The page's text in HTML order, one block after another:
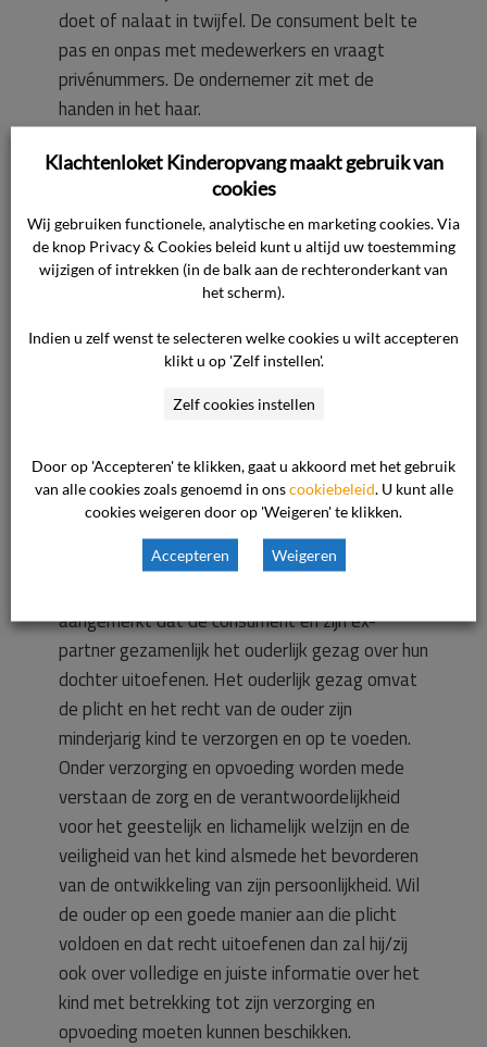
doet of nalaat in twijfel. De consument belt te
pas en onpas met medewerkers en vraagt
privénummers. De ondernemer zit met de
handen in het haar.
De ondernemer erkent dat de consument geen
toegang meer heeft tot bitcare. Dit kwam
omdat hij zich grievend had uitgelaten richting
(medewerkers van) de ondernemer. De
ondernemer zegt toe bitcare per datum van de
commissie hoe een vader zich dient te gedragen
Beoordeling van het geschil
De commissie heeft het volgende overwogen.
aangemerkt dat de consument en zijn ex-
partner gezamenlijk het ouderlijk gezag over hun
dochter uitoefenen. Het ouderlijk gezag omvat
de plicht en het recht van de ouder zijn
minderjarig kind te verzorgen en op te voeden.
Onder verzorging en opvoeding worden mede
verstaan de zorg en de verantwoordelijkheid
voor het geestelijk en lichamelijk welzijn en de
veiligheid van het kind alsmede het bevorderen
van de ontwikkeling van zijn persoonlijkheid. Wil
de ouder op een goede manier aan die plicht
voldoen en dat recht uitoefenen dan zal hij/zij
ook over volledige en juiste informatie over het
kind met betrekking tot zijn verzorging en
opvoeding moeten kunnen beschikken.
Klachtenloket Kinderopvang maakt gebruik van
cookies
Wij gebruiken functionele, analytische en marketing cookies. Via
de knop Privacy & Cookies beleid kunt u altijd uw toestemming
wijzigen of intrekken (in de balk aan de rechteronderkant van
het scherm).
Indien u zelf wenst te selecteren welke cookies u wilt accepteren
klikt u op 'Zelf instellen'.
Zelf cookies instellen
Door op 'Accepteren' te klikken, gaat u akkoord met het gebruik
van alle cookies zoals genoemd in onscookiebeleid. U kunt alle
cookies weigeren door op 'Weigeren' te klikken.
Accepteren Weigeren